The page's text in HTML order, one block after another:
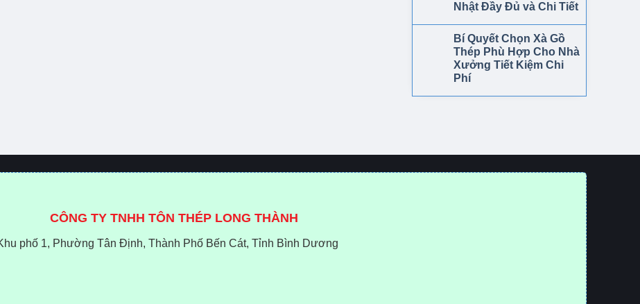
Nhật Đầy Đủ và Chi Tiết
Bí Quyết Chọn Xà Gồ
Thép Phù Hợp Cho Nhà
Xưởng Tiết Kiệm Chi
Phí
CÔNG TY TNHH TÔN THÉP LONG THÀNH
phố 1, Phường Tân Định, Thành Phố Bến Cát, Tỉnh Bình Dương